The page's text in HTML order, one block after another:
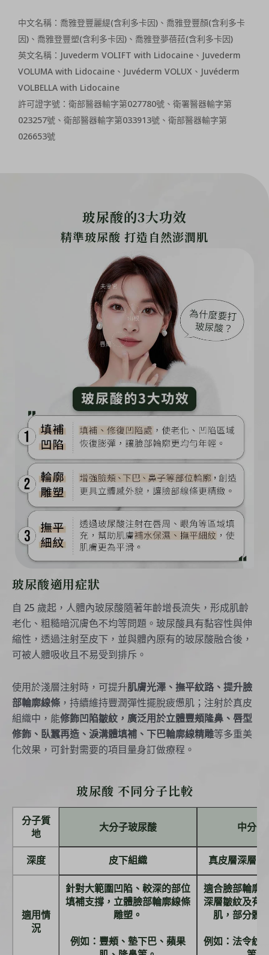
中文名稱：喬雅登豐麗緹(含利多卡因)、喬雅登豐顏(含利多卡
因)、喬雅登豐塑(含利多卡因)、喬雅登夢蓓菈(含利多卡因)
英文名稱：Juvederm VOLIFT with Lidocaine、Juvederm
VOLUMA with Lidocaine、Juvéderm VOLUX、Juvéderm
VOLBELLA with Lidocaine
許可證字號：衛部醫器輸字第027780號、衛署醫器輸字第
023257號、衛部醫器輸字第033913號、衛部醫器輸字第
026653號
玻尿酸的3大功效
精準玻尿酸 打造自然澎潤肌
玻尿酸適用症狀
自 25 歲起，人體內玻尿酸隨著年齡增長流失，形成肌齡
老化、粗糙暗沉膚色不均等問題。玻尿酸具有黏容性與伸
縮性，透過注射至皮下，並與體內原有的玻尿酸融合後，
可被人體吸收且不易受到排斥。
使用於淺層注射時，可提升肌膚光澤、撫平紋路、提升臉
部輪廓線條 ，持續維持豐潤彈性擺脫疲憊肌；注射於真皮
組織中，能修飾凹陷皺紋，廣泛用於立體豐頰隆鼻、唇型
修飾、臥蠶再造、淚溝體填補、下巴輪廓線精雕等多重美
化效果，可針對需要的項目量身訂做療程。
玻尿酸 不同分子比較
分子質
地
大分子玻尿酸 中分
深度 皮下組織 真皮層深層
適用情
況
針對大範圍凹陷、較深的部位
填補支撐，立體臉部輪廓線條
雕塑。
例如：豐頰、墊下巴、蘋果
適合臉部輪廓
深層皺紋及有
肌，部分體
例如：法令紋